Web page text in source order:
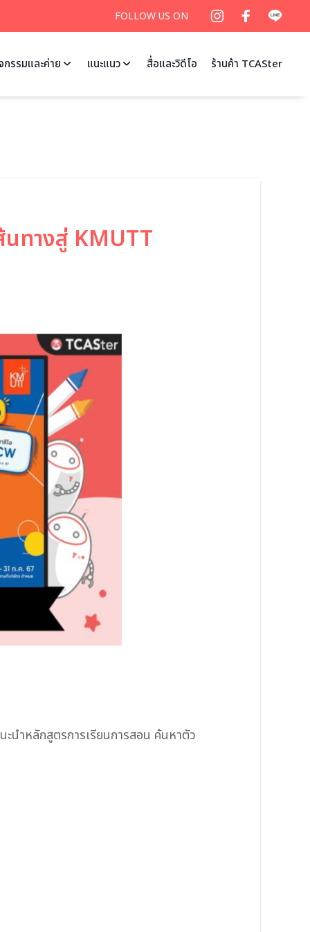
FOLLOW US ON
กรรมและค่าย แนะแนว สื่อและวิดีโอ ร้านค้า TCASter
นทางสู่ KMUTT
นำหลักสูตรการเรียนการสอน ค้นหาตัว